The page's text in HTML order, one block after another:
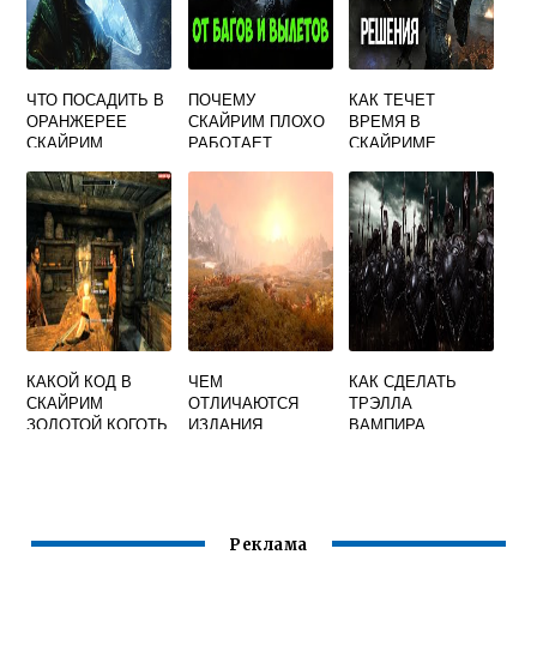
ЧТО ПОСАДИТЬ В
ОРАНЖЕРЕЕ
СКАЙРИМ
ПОЧЕМУ
СКАЙРИМ ПЛОХО
РАБОТАЕТ
КАК ТЕЧЕТ
ВРЕМЯ В
СКАЙРИМЕ
КАКОЙ КОД В
СКАЙРИМ
ЗОЛОТОЙ КОГОТЬ
ЧЕМ
ОТЛИЧАЮТСЯ
ИЗДАНИЯ
КАК СДЕЛАТЬ
ТРЭЛЛА
ВАМПИРА
Реклама